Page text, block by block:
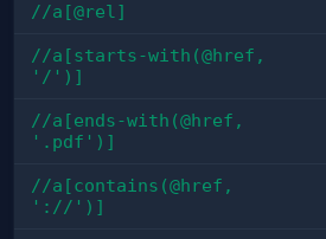
//a[@rel]
//a[starts-with(@href,
'/')]
//a[ends-with(@href,
'.pdf')]
//a[contains(@href,
'://')]